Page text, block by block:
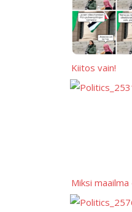
Kiitos vain!
Miksi